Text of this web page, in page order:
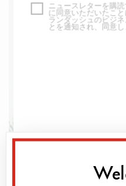
ニュースレターを購読
に同意いただいたこ
ランダッシュのビジ
とを通知され、同意し